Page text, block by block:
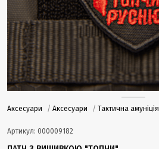
Аксесуари / Аксесуари / Тактична амуніція
Артикул: 000009182